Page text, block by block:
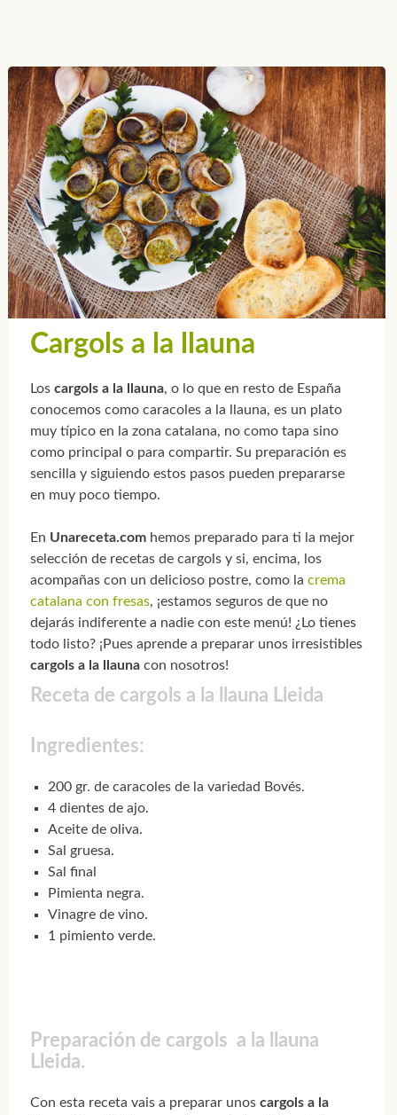
Cargols a la llauna
Los cargols a la llauna, o lo que en resto de España
conocemos como caracoles a la llauna, es un plato
muy típico en la zona catalana, no como tapa sino
como principal o para compartir. Su preparación es
sencilla y siguiendo estos pasos pueden prepararse
en muy poco tiempo.
En Unareceta.com hemos preparado para ti la mejor
selección de recetas de cargols y si, encima, los
acompañas con un delicioso postre, como la crema
catalana con fresas, ¡estamos seguros de que no
dejarás indiferente a nadie con este menú! ¿Lo tienes
todo listo? ¡Pues aprende a preparar unos irresistibles
cargols a la llauna con nosotros!
Receta de cargols a la llauna Lleida
Ingredientes:
200 gr. de caracoles de la variedad Bovés.
4 dientes de ajo.
Aceite de oliva.
Sal gruesa.
Sal final
Pimienta negra.
Vinagre de vino.
1 pimiento verde.
Preparación de cargols a la llauna
Lleida.
Con esta receta vais a preparar unos cargols a la